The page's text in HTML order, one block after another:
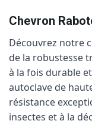
Chevron
Découvrez notre
de la robustesse
à la fois durable
autoclave de
résistance
insectes et à la